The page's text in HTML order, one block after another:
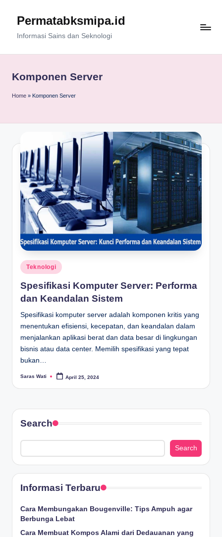
Permatabksmipa.id
Informasi Sains dan Seknologi
Komponen Server
Home » Komponen Server
Posted
in
Teknologi
Spesifikasi Komputer Server: Performa
dan Keandalan Sistem
Spesifikasi komputer server adalah komponen kritis yang
menentukan efisiensi, kecepatan, dan keandalan dalam
menjalankan aplikasi berat dan data besar di lingkungan
bisnis atau data center. Memilih spesifikasi yang tepat
bukan…
Posted
Saras Wati April 25, 2024
Search
Search
Informasi Terbaru
Cara Membungakan Bougenville: Tips Ampuh agar
Berbunga Lebat
Cara Membuat Kompos Alami dari Dedauanan yang